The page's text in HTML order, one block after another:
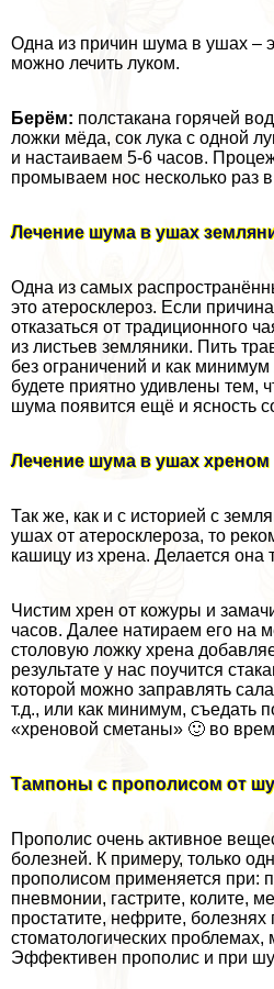
Одна из причин шума в ушах –
можно лечить луком.
Берём: полстакана горячей
ложки мёда, сок лука с одной
и настаиваем 5-6 часов.
промываем нос несколько раз
Лечение шума в ушах
Одна из самых
это атеросклероз. Если
отказаться от традиционного
из листьев земляники. Пить
без ограничений и как
будете приятно удивлены тем,
шума появится ещё и ясность
Лечение шума в ушах хреном
Так же, как и с историей с
ушах от атеросклероза, то
кашицу из хрена. Делается она
Чистим хрен от кожуры и
часов. Далее натираем его на
столовую ложку хрена
результате у нас поучится
которой можно заправлять
т.д., или как минимум, съедать
«хреновой сметаны» 🙂 во
Тампоны с прополисом от
Прополис очень активное
болезней. К примеру, только
прополисом применяется при:
пневмонии, гастрите, колите,
пpocтатите, нефрите, болезнях
стоматологических проблемах,
Эффективен прополис и при